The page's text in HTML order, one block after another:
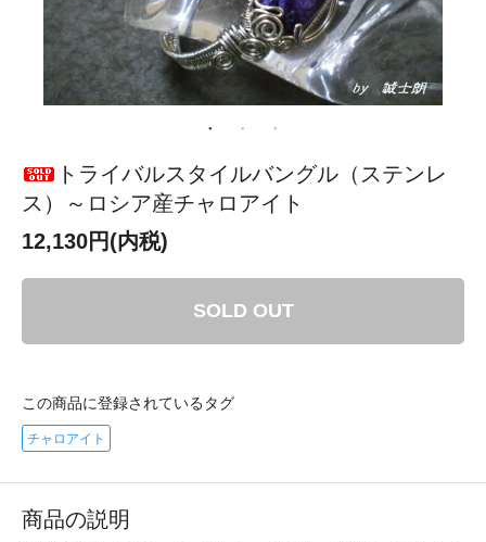
トライバルスタイルバングル（ステンレ
ス）～ロシア産チャロアイト
12,130円(内税)
SOLD OUT
この商品に登録されているタグ
チャロアイト
商品の説明